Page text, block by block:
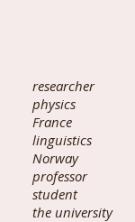
researcher
physics
France
linguistics
Norway
professor
student
the university